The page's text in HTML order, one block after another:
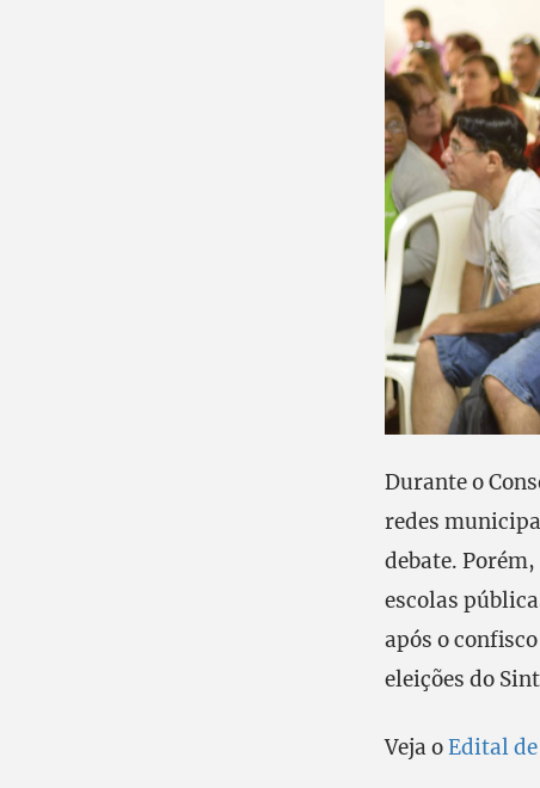
Durante o
redes
debate.
escolas
após o
eleições do
Veja oEdital de